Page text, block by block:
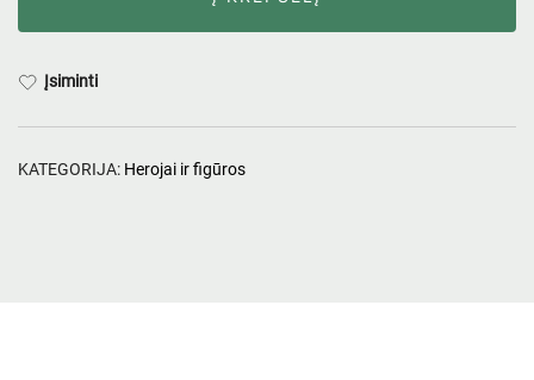
Įsiminti
KATEGORIJA: Herojai ir figūros